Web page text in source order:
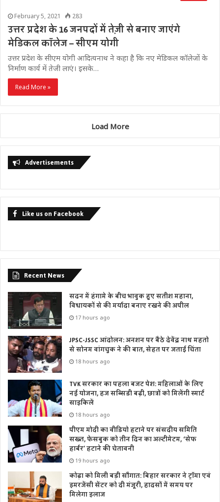
February 5, 2021 283
उत्तर प्रदेश के 16 जनपदों में तेज़ी से बनाए जाएंगे
मेडिकल कॉलेज – सीएम योगी
उत्तर प्रदेश के सीएम योगी आदित्यनाथ ने कहा है कि नए मेडिकल कॉलेजों के
निर्माण कार्य में तेजी लाएं। इसके…
Read More »
Load More
Advertisements
Like us on Facebook
Recent News
सदन में हंगामे के बीच भावुक हुए सतीश महाना,
विधायकों से की मर्यादा बनाए रखने की अपील
17 hours ago
JPSC-JSSC आंदोलन: अनशन पर बैठे देवेंद्र नाथ महतो
से सोनम वांगचुक ने की बात, सेहत पर जताई चिंता
18 hours ago
TVK सरकार का पहला बजट पेश: महिलाओं के लिए
नई योजना, हज सब्सिडी बढ़ी, छात्रों को मिलेंगी स्मार्ट
साइकिलें
18 hours ago
पीएम मोदी का वीडियो हटाने पर संसदीय समिति
सख्त, फेसबुक को तीन दिन का अल्टीमेटम, ‘सेफ
हार्बर’ हटाने की चेतावनी
19 hours ago
कोढ़ा को मिली बड़ी सौगात: बिहार सरकार ने ट्रॉमा एवं
इमरजेंसी सेंटर को दी मंजूरी, हादसों में समय पर
मिलेगा इलाज